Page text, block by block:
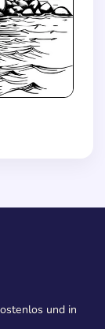
und in